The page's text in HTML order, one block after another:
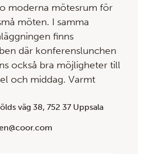
moderna mötesrum för
möten. I samma
finns
där konferenslunchen
också bra möjligheter till
och middag. Varmt
väg 38, 752 37 Uppsala